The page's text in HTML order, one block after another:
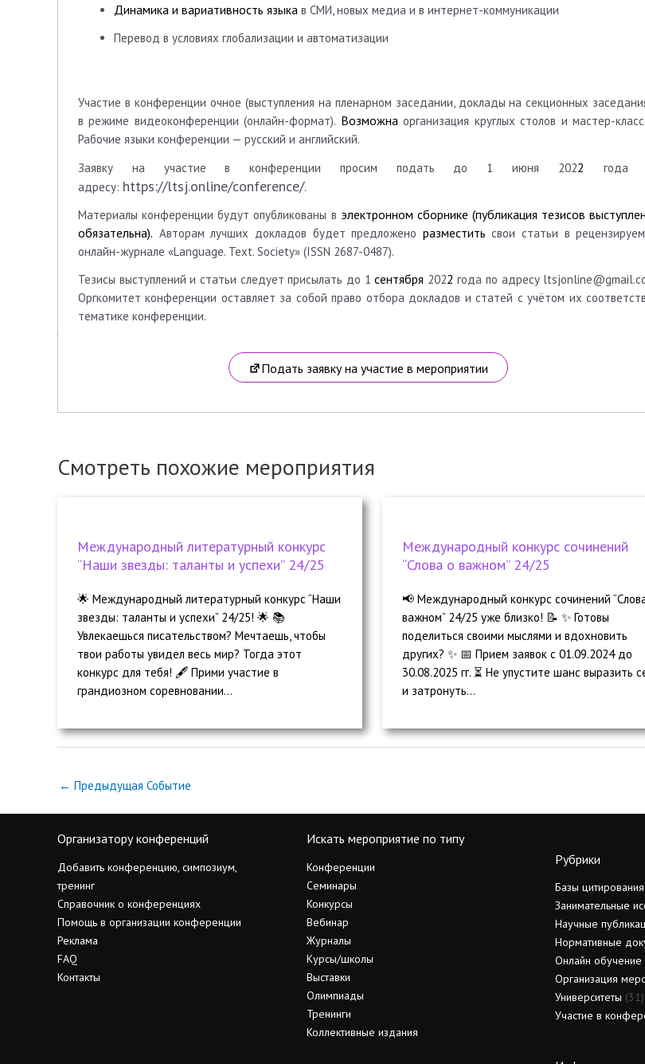
Динамика и вариативность языка в СМИ, новых медиа и в интернет-коммуникации
Перевод в условиях глобализации и автоматизации
Участие в конференции очное (выступления на пленарном заседании, доклады на секционных
в режиме видеоконференции (онлайн-формат). Возможнаорганизация круглых столов и мастер-
Рабочие языки конференции — русский и английский.
Заявку на участие в конференции просим подать до 1 июня 2022 года
адресу: https://ltsj.online/conference/.
Материалы конференции будут опубликованы в электронном сборнике (публикация тезисов
обязательна). Авторам лучших докладов будет предложено разместить свои статьи в
онлайн-журнале «Language. Text. Society» (ISSN 2687-0487).
Тезисы выступлений и статьи следует присылать до 1сентября 2022 года по адресу ltsjonline@gmail.
Оргкомитет конференции оставляет за собой право отбора докладов и статей с учётом их
тематике конференции.
Подать заявку на участие в мероприятии
Смотреть похожие мероприятия
Международный литературный конкурс
“Наши звезды: таланты и успехи” 24/25
🌟 Международный литературный конкурс “Наши
звезды: таланты и успехи” 24/25! 🌟 📚
Увлекаешься писательством? Мечтаешь, чтобы
твои работы увидел весь мир? Тогда этот
конкурс для тебя! 🖋️ Прими участие в
грандиозном соревновании...
Международный конкурс сочинений
“Слова о важном” 24/25
📢 Международный конкурс сочинений
важном” 24/25 уже близко! 📝 ✨ Готовы
поделиться своими мыслями и вдохновить
других? ✨ 📅 Прием заявок с 01.09.2024 до
30.08.2025 гг. ⏳ Не упустите шанс выразить
и затронуть...
← Предыдущая Событие
Организатору конференций
Добавить конференцию, симпозиум,
тренинг
Справочник о конференциях
Помощь в организации конференции
Реклама
FAQ
Контакты
Искать мероприятие по типу
Конференции
Семинары
Конкурсы
Вебинар
Журналы
Курсы/школы
Выставки
Олимпиады
Тренинги
Коллективные издания
Рубрики
Базы цитирования
Занимательные
Научные
Нормативные
Онлайн обучение
Организация
Университеты (31)
Участие в